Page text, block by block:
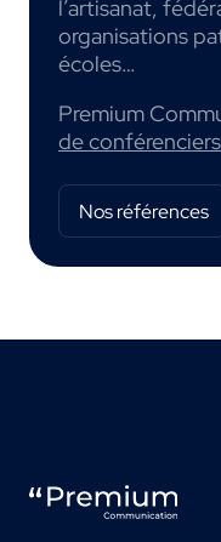
l’artisanat,
organisations
écoles…
Premium
de conférenciers
Nos références